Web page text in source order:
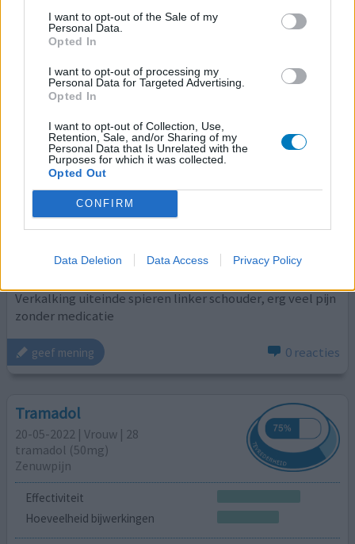
I want to opt-out of the Sale of my
Personal Data.
Opted In
I want to opt-out of processing my
Personal Data for Targeted Advertising.
Opted In
I want to opt-out of Collection, Use,
Retention, Sale, and/or Sharing of my
Personal Data that Is Unrelated with the
Purposes for which it was collected.
Opted Out
CONFIRM
Data Deletion Data Access Privacy Policy
osteopaten. Een half jaar geleden, op aanraden van
collega naar iemand geweest voor proprioceptiev
geef mening
Tramadol
20-11-2022 | Vrouw | 61
tramadol (50mg/ml)
Hoeveelheid bijwerkingen
Verkalking uiteinde spieren linker schouder, erg veel pijn
zonder medicatie
geef mening 0 reacties
Tramadol
20-05-2022 | Vrouw | 28
tramadol (50mg)
Zenuwpijn
Effectiviteit
Hoeveelheid bijwerkingen